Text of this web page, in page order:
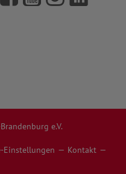
e.V.
Einstellungen
Kontakt